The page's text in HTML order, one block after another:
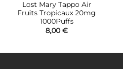
Lost Mary Tappo Air
Fruits Tropicaux 20mg
1000Puffs
8,00 €